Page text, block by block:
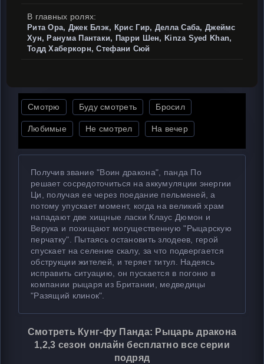
В главных ролях:
Рита Ора, Джек Блэк, Крис Гир, Делла Саба, Джеймс
Хун, Ранума Пантаки, Парри Шен, Kinza Syed Khan,
Тодд Хаберкорн, Стефани Сюй
Смотрю Буду смотреть Бросил
Любимые Не смотрел На вечер
Получив звание "Воин дракона", панда По
решает сосредоточиться на аккумуляции энергии
Ци, получая ее через поедание пельменей, а
потому упускает момент, когда на великий храм
нападают две хищные ласки Клаус Дюмон и
Верука и похищают могущественную "Рыцарскую
перчатку". Пытаясь остановить злодеев, герой
спускает на селение скалу, за что подвергается
обструкции жителей, и теряет титул. Надеясь
исправить ситуацию, он пускается в погоню в
компании рыцаря из Британии, медведицы
"Разящий клинок".
Смотреть Кунг-фу Панда: Рыцарь дракона
1,2,3 сезон онлайн бесплатно все серии
подряд